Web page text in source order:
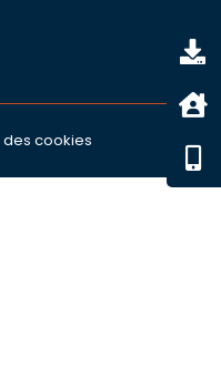
des cookies